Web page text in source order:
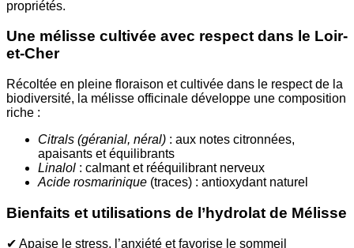
propriétés.
Une mélisse cultivée avec respect dans le Loir-
et-Cher
Récoltée en pleine floraison et cultivée dans le respect de la
biodiversité, la mélisse officinale développe une composition
riche :
Citrals (géranial, néral) : aux notes citronnées,
apaisants et équilibrants
Linalol : calmant et rééquilibrant nerveux
Acide rosmarinique (traces) : antioxydant naturel
Bienfaits et utilisations de l’hydrolat de Mélisse
✔ Apaise le stress, l’anxiété et favorise le sommeil